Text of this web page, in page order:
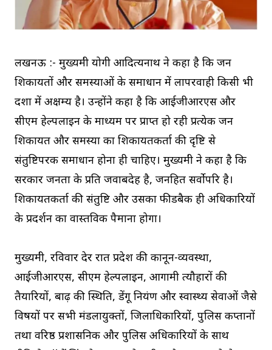
लखनऊ :- मुख्यमंत्री योगी आदित्यनाथ ने कहा है कि जन
शिकायतों और समस्याओं के समाधान में लापरवाही किसी भी
दशा में अक्षम्य है। उन्होंने कहा है कि आईजीआरएस और
सीएम हेल्पलाइन के माध्यम पर प्राप्त हो रही प्रत्येक जन
शिकायत और समस्या का शिकायतकर्ता की दृष्टि से
संतुष्टिपरक समाधान होना ही चाहिए। मुख्यमंत्री ने कहा है कि
सरकार जनता के प्रति जवाबदेह है, जनहित सर्वोपरि है।
शिकायतकर्ता की संतुष्टि और उसका फीडबैक ही अधिकारियों
के प्रदर्शन का वास्तविक पैमाना होगा।
मुख्यमंत्री, रविवार देर रात प्रदेश की कानून-व्यवस्था,
आईजीआरएस, सीएम हेल्पलाइन, आगामी त्यौहारों की
तैयारियों, बाढ़ की स्थिति, डेंगू नियंत्रण और स्वास्थ्य सेवाओं जैसे
विषयों पर सभी मंडलायुक्तों, जिलाधिकारियों, पुलिस कप्तानों
तथा वरिष्ठ प्रशासनिक और पुलिस अधिकारियों के साथ